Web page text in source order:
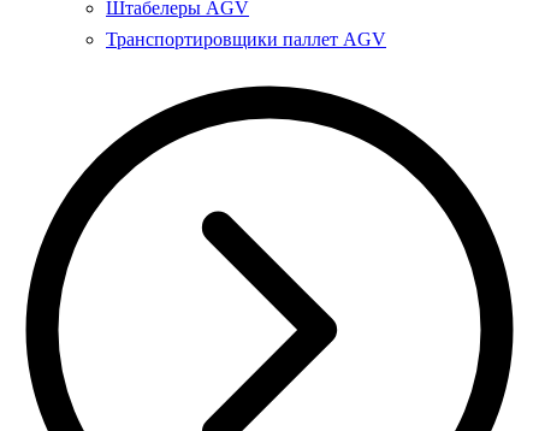
Штабелеры AGV
Транспортировщики паллет AGV